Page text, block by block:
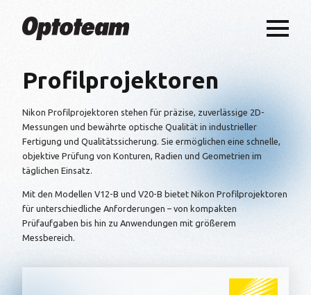
Profilprojektoren
Nikon Profilprojektoren stehen für präzise, zuverlässige 2D-
Messungen und bewährte optische Qualität in industrieller
Fertigung und Qualitätssicherung. Sie ermöglichen eine schnelle,
objektive Prüfung von Konturen, Radien und Geometrien im
täglichen Einsatz.
Mit den Modellen V12-B und V20-B bietet Nikon Profilprojektoren
für unterschiedliche Anforderungen – von kompakten
Prüfaufgaben bis hin zu Anwendungen mit größerem
Messbereich.